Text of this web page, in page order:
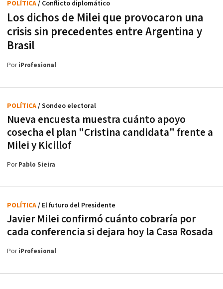
Los dichos de Milei que provocaron una
crisis sin precedentes entre Argentina y
Brasil
POLÍTICA/ Conflicto diplomático
PoriProfesional
Nueva encuesta muestra cuánto apoyo
cosecha el plan "Cristina candidata" frente a
Milei y Kicillof
POLÍTICA/ Sondeo electoral
PorPablo Sieira
Javier Milei confirmó cuánto cobraría por
cada conferencia si dejara hoy la Casa Rosada
POLÍTICA/ El futuro del Presidente
PoriProfesional